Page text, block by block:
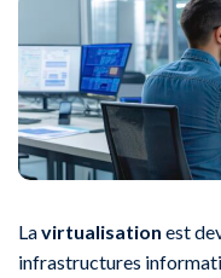
Lavirtualisation est
infrastructures